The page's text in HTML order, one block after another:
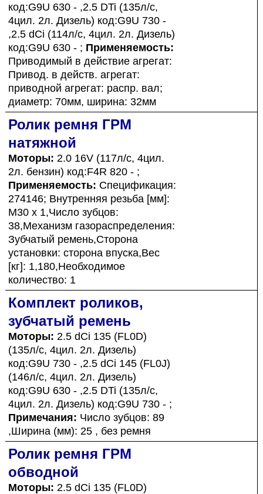
код:G9U 630 - ,2.5 DTi (135л/с,
4цил. 2л. Дизель) код:G9U 730 -
,2.5 dCi (114л/с, 4цил. 2л. Дизель)
код:G9U 630 - ; Применяемость:
Приводимый в действие агрегат:
Привод. в действ. агрегат:
приводной агрегат: распр. вал;
диаметр: 70мм, ширина: 32мм
Ролик ремня ГРМ
натяжной
Моторы: 2.0 16V (117л/с, 4цил.
2л. бензин) код:F4R 820 - ;
Применяемость: Спецификация:
274146; Внутренняя резьба [мм]:
M30 x 1,Число зубцов:
38,Механизм газораспределения:
Зубчатый ремень,Сторона
установки: сторона впуска,Вес
[кг]: 1,180,Необходимое
количество: 1
Комплект роликов,
зубчатый ремень
Моторы: 2.5 dCi 135 (FL0D)
(135л/с, 4цил. 2л. Дизель)
код:G9U 730 - ,2.5 dCi 145 (FL0J)
(146л/с, 4цил. 2л. Дизель)
код:G9U 630 - ,2.5 DTi (135л/с,
4цил. 2л. Дизель) код:G9U 730 - ;
Примечания: Число зубцов: 89
,Ширина (мм): 25 , без ремня
Ролик ремня ГРМ
обводной
Моторы: 2.5 dCi 135 (FL0D)